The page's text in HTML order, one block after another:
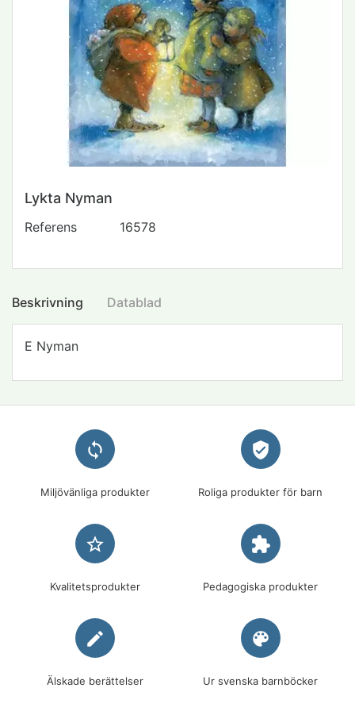
Lykta Nyman
Referens 16578
Beskrivning Datablad
E Nyman
loop
Miljövänliga produkter
verified_user
Roliga produkter för barn
star_border
Kvalitetsprodukter
extension
Pedagogiska produkter
edit
Älskade berättelser
palette
Ur svenska barnböcker